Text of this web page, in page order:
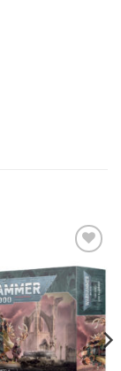
Aggiungi
alla lista
dei
desideri